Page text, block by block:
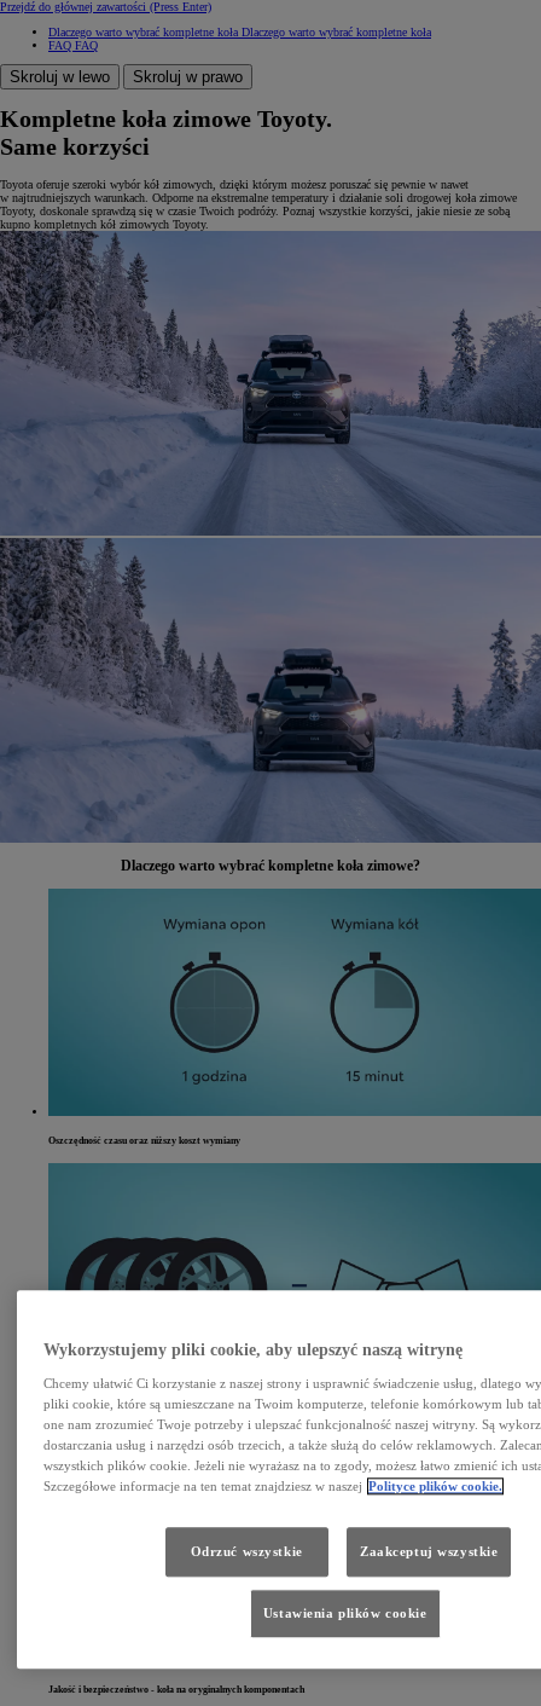
Przejdź do głównej zawartości (Press Enter)
Dlaczego warto wybrać kompletne koła Dlaczego warto wybrać kompletne koła
FAQ FAQ
Skroluj w lewo Skroluj w prawo
Kompletne koła zimowe Toyoty.
Same korzyści
Toyota oferuje szeroki wybór kół zimowych, dzięki którym możesz poruszać się pewnie w nawet
w najtrudniejszych warunkach. Odporne na ekstremalne temperatury i działanie soli drogowej koła zimowe
Toyoty, doskonale sprawdzą się w czasie Twoich podróży. Poznaj wszystkie korzyści, jakie niesie ze sobą
kupno kompletnych kół zimowych Toyoty.
Dlaczego warto wybrać kompletne koła zimowe?
Oszczędność czasu oraz niższy koszt wymiany
Komplet kół zimowych z felgami i czujnikami ciśnienia = wartość dodana podczas odsprzedaży auta
Jakość i bezpieczeństwo - koła na oryginalnych komponentach
Wykorzystujemy pliki cookie, aby ulepszyć naszą witrynę
Chcemy ułatwić Ci korzystanie z naszej strony i usprawnić świadczenie usług, dlatego
pliki cookie, które są umieszczane na Twoim komputerze, telefonie komórkowym lub
one nam zrozumieć Twoje potrzeby i ulepszać funkcjonalność naszej witryny. Są
dostarczania usług i narzędzi osób trzecich, a także służą do celów reklamowych.
wszystkich plików cookie. Jeżeli nie wyrażasz na to zgody, możesz łatwo zmienić ich
Szczegółowe informacje na ten temat znajdziesz w naszej Polityce plików cookie.
Odrzuć wszystkie Zaakceptuj wszystkie
Ustawienia plików cookie